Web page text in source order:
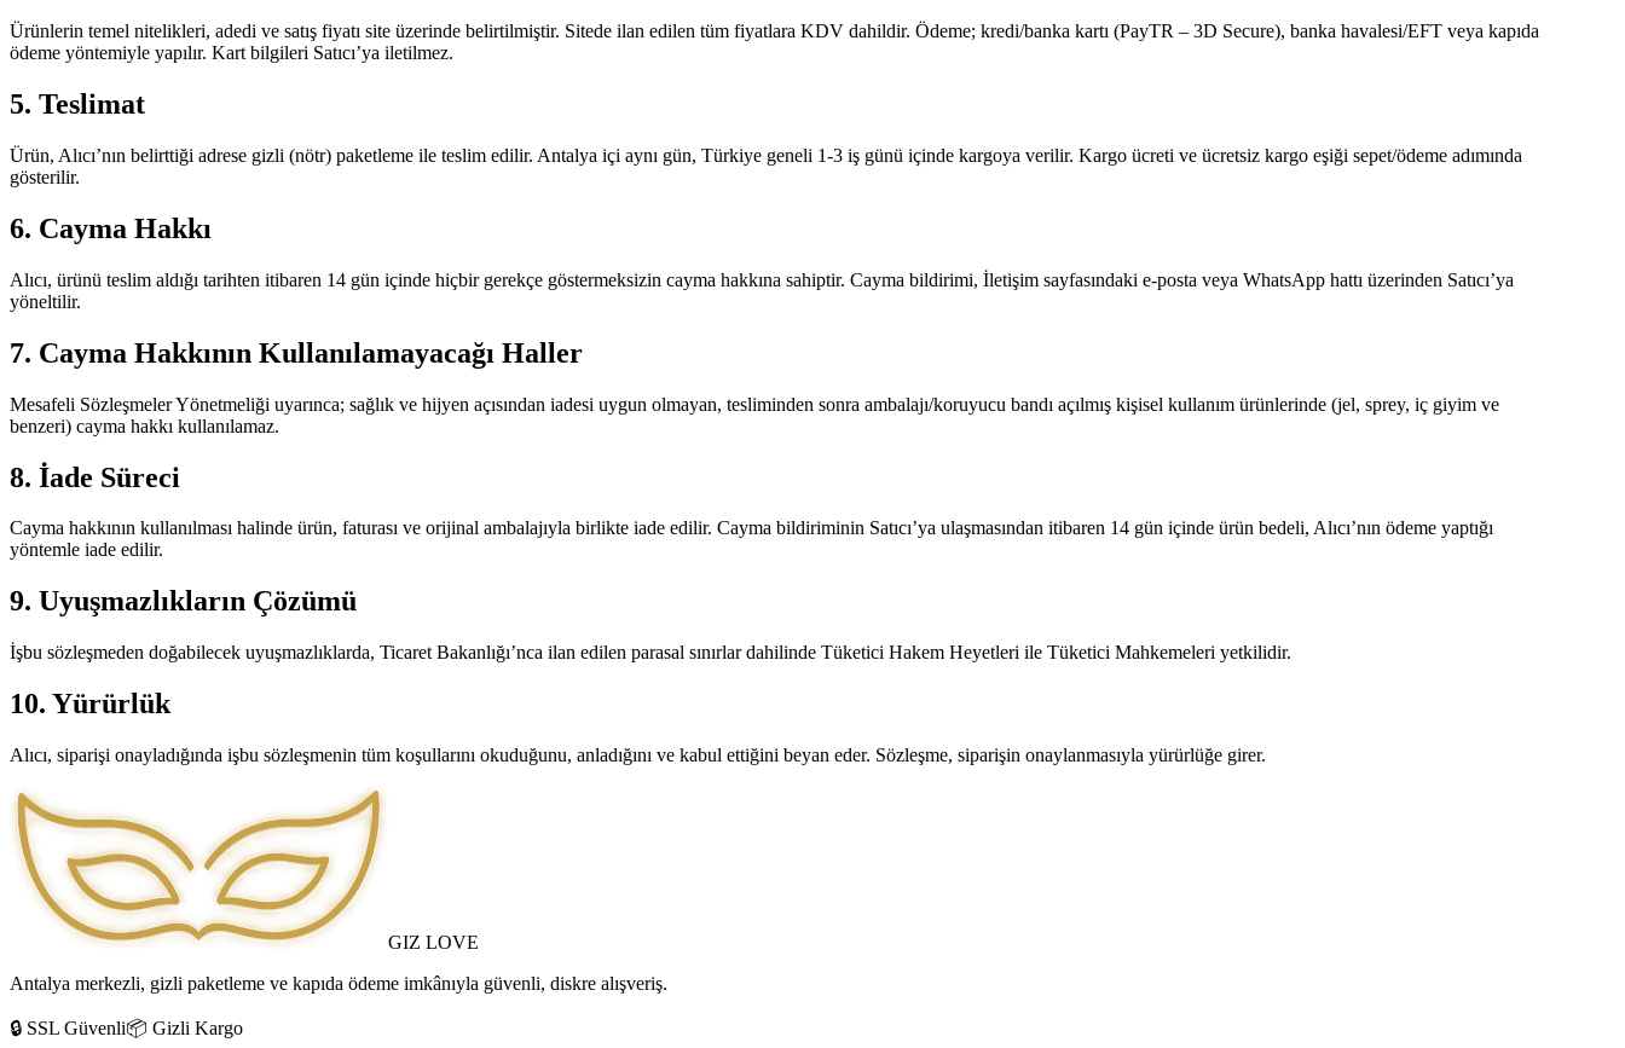
Ürünlerin temel nitelikleri, adedi ve satış fiyatı site üzerinde belirtilmiştir. Sitede ilan edilen tüm fiyatlara KDV dahildir. Ödeme; kredi/banka kartı (PayTR – 3D Secure), banka havalesi/EFT veya kapıda
ödeme yöntemiyle yapılır. Kart bilgileri Satıcı’ya iletilmez.
5. Teslimat
Ürün, Alıcı’nın belirttiği adrese gizli (nötr) paketleme ile teslim edilir. Antalya içi aynı gün, Türkiye geneli 1-3 iş günü içinde kargoya verilir. Kargo ücreti ve ücretsiz kargo eşiği sepet/ödeme adımında
gösterilir.
6. Cayma Hakkı
Alıcı, ürünü teslim aldığı tarihten itibaren 14 gün içinde hiçbir gerekçe göstermeksizin cayma hakkına sahiptir. Cayma bildirimi, İletişim sayfasındaki e-posta veya WhatsApp hattı üzerinden Satıcı’ya
yöneltilir.
7. Cayma Hakkının Kullanılamayacağı Haller
Mesafeli Sözleşmeler Yönetmeliği uyarınca; sağlık ve hijyen açısından iadesi uygun olmayan, tesliminden sonra ambalajı/koruyucu bandı açılmış kişisel kullanım ürünlerinde (jel, sprey, iç giyim ve
benzeri) cayma hakkı kullanılamaz.
8. İade Süreci
Cayma hakkının kullanılması halinde ürün, faturası ve orijinal ambalajıyla birlikte iade edilir. Cayma bildiriminin Satıcı’ya ulaşmasından itibaren 14 gün içinde ürün bedeli, Alıcı’nın ödeme yaptığı
yöntemle iade edilir.
9. Uyuşmazlıkların Çözümü
İşbu sözleşmeden doğabilecek uyuşmazlıklarda, Ticaret Bakanlığı’nca ilan edilen parasal sınırlar dahilinde Tüketici Hakem Heyetleri ile Tüketici Mahkemeleri yetkilidir.
10. Yürürlük
Alıcı, siparişi onayladığında işbu sözleşmenin tüm koşullarını okuduğunu, anladığını ve kabul ettiğini beyan eder. Sözleşme, siparişin onaylanmasıyla yürürlüğe girer.
GIZ LOVE
Antalya merkezli, gizli paketleme ve kapıda ödeme imkânıyla güvenli, diskre alışveriş.
🔒 SSL Güvenli📦 Gizli Kargo